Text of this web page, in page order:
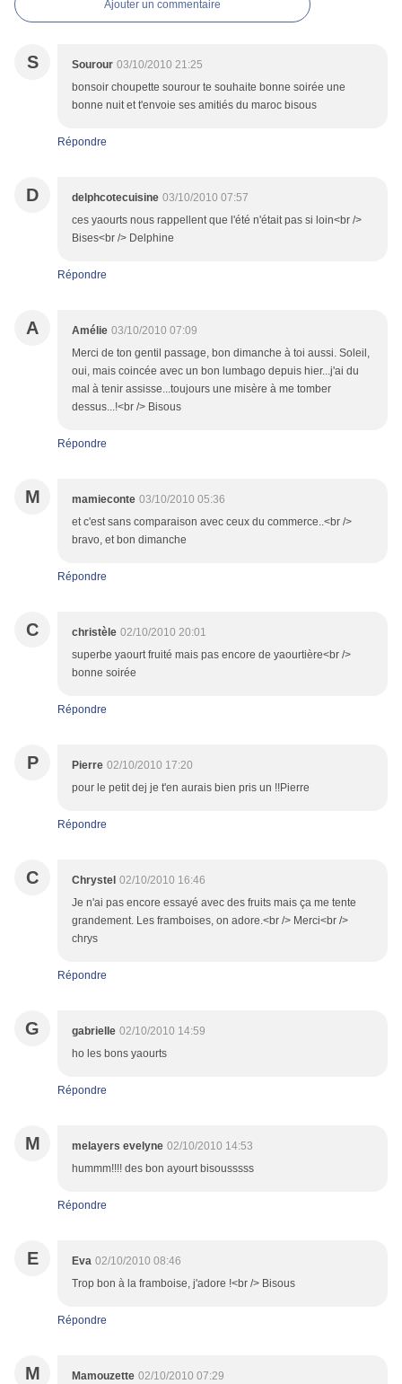
Ajouter un commentaire
S Sourour 03/10/2010 21:25
bonsoir choupette sourour te souhaite bonne soirée une
bonne nuit et t'envoie ses amitiés du maroc bisous
Répondre
D delphcotecuisine 03/10/2010 07:57
ces yaourts nous rappellent que l'été n'était pas si loin<br />
Bises<br /> Delphine
Répondre
A Amélie 03/10/2010 07:09
Merci de ton gentil passage, bon dimanche à toi aussi. Soleil,
oui, mais coincée avec un bon lumbago depuis hier...j'ai du
mal à tenir assisse...toujours une misère à me tomber
dessus...!<br /> Bisous
Répondre
M mamieconte 03/10/2010 05:36
et c'est sans comparaison avec ceux du commerce..<br />
bravo, et bon dimanche
Répondre
C christèle 02/10/2010 20:01
superbe yaourt fruité mais pas encore de yaourtière<br />
bonne soirée
Répondre
P Pierre 02/10/2010 17:20
pour le petit dej je t'en aurais bien pris un !!Pierre
Répondre
C Chrystel 02/10/2010 16:46
Je n'ai pas encore essayé avec des fruits mais ça me tente
grandement. Les framboises, on adore.<br /> Merci<br />
chrys
Répondre
G gabrielle 02/10/2010 14:59
ho les bons yaourts
Répondre
M melayers evelyne 02/10/2010 14:53
hummm!!!! des bon ayourt bisousssss
Répondre
E Eva 02/10/2010 08:46
Trop bon à la framboise, j'adore !<br /> Bisous
Répondre
M Mamouzette 02/10/2010 07:29